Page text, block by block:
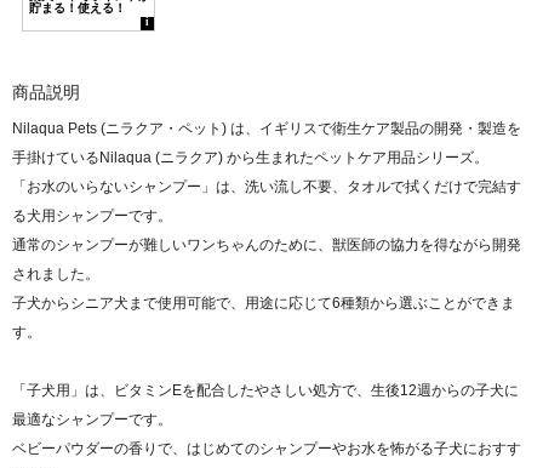
商品説明
Nilaqua Pets (ニラクア・ペット) は、イギリスで衛生ケア製品の開発・製造を
手掛けているNilaqua (ニラクア) から生まれたペットケア用品シリーズ。
「お水のいらないシャンプー」は、洗い流し不要、タオルで拭くだけで完結す
る犬用シャンプーです。
通常のシャンプーが難しいワンちゃんのために、獣医師の協力を得ながら開発
されました。
子犬からシニア犬まで使用可能で、用途に応じて6種類から選ぶことができま
す。
「子犬用」は、ビタミンEを配合したやさしい処方で、生後12週からの子犬に
最適なシャンプーです。
ベビーパウダーの香りで、はじめてのシャンプーやお水を怖がる子犬におすす